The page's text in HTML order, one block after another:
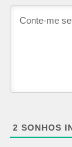
2 SONHOS